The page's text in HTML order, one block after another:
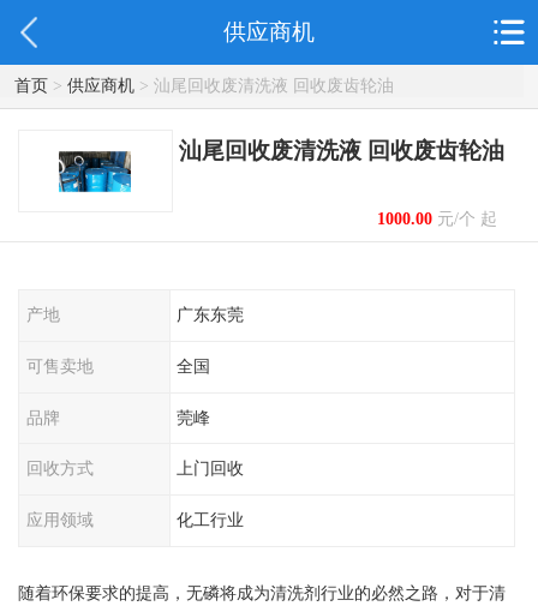
供应商机
首页> 供应商机> 汕尾回收废清洗液 回收废齿轮油
汕尾回收废清洗液 回收废齿轮油
1000.00元/个 起
产地 广东东莞
可售卖地 全国
品牌 莞峰
回收方式 上门回收
应用领域 化工行业
随着环保要求的提高，无磷将成为清洗剂行业的必然之路，对于清